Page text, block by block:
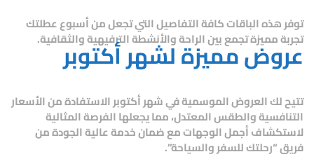
توفر هذه الباقات كافة التفاصيل التي تجعل من أسبوع عطلتك
تجربة مميزة تجمع بين الراحة والأنشطة الترفيهية والثقافية.
عروض مميزة لشهر أكتوبر
تتيح لك العروض الموسمية في شهر أكتوبر الاستفادة من الأسعار
التنافسية والطقس المعتدل، مما يجعلها الفرصة المثالية
لاستكشاف أجمل الوجهات مع ضمان خدمة عالية الجودة من
فريق “رحلتك للسفر والسياحة”.